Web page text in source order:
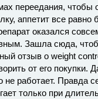
переедания, чтобы
аппетит все равно
оказался
Зашла сюда,
отзыв о weight
от его покупки.
не работает. Правда
только при